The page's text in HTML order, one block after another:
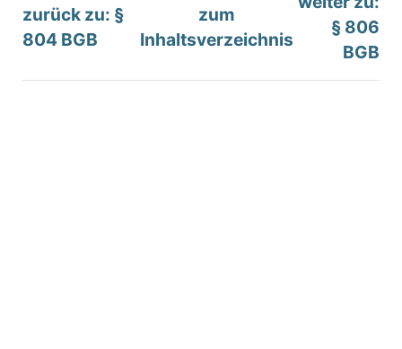
zurück zu: §
804 BGB
zum
Inhaltsverzeichnis
§ 806
BGB